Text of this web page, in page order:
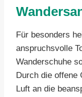
Für besonders
anspruchsvolle
Wanderschuhe
Durch die offene
Luft an die